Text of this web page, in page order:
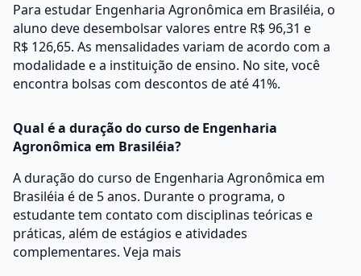
Para estudar Engenharia Agronômica em Brasiléia, o
aluno deve desembolsar valores entre R$ 96,31 e
R$ 126,65. As mensalidades variam de acordo com a
modalidade e a instituição de ensino. No site, você
encontra bolsas com descontos de até 41%.
Qual é a duração do curso de Engenharia
Agronômica em Brasiléia?
A duração do curso de Engenharia Agronômica em
Brasiléia é de 5 anos. Durante o programa, o
estudante tem contato com disciplinas teóricas e
práticas, além de estágios e atividades
complementares. Veja mais